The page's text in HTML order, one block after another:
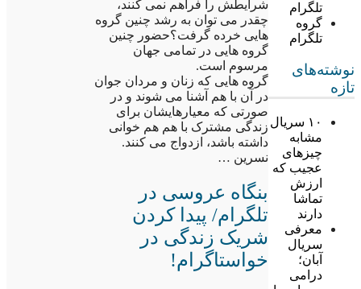
تلگرام
گروه
تلگرام
نوشته‌های
تازه
۱۰ سریال
مشابه
چیزهای
عجیب که
ارزش
تماشا
دارند
معرفی
سریال
آبان؛
درامی
شرایطش را فراهم نمی کنند،
چقدر می توان به رشد چنین گروه
هایی خرده گرفت؟حضور چنین
گروه هایی در تمامی جهان
مرسوم است.
گروه هایی که زنان و مردان جوان
در آن با هم آشنا می شوند و در
صورتی که معیارهایشان برای
زندگی مشترک با هم هم خوانی
داشته باشد، ازدواج می کنند.
نسرین …
بنگاه عروسی در
تلگرام/ پیدا کردن
شریک زندگی در
خواستاگرام!